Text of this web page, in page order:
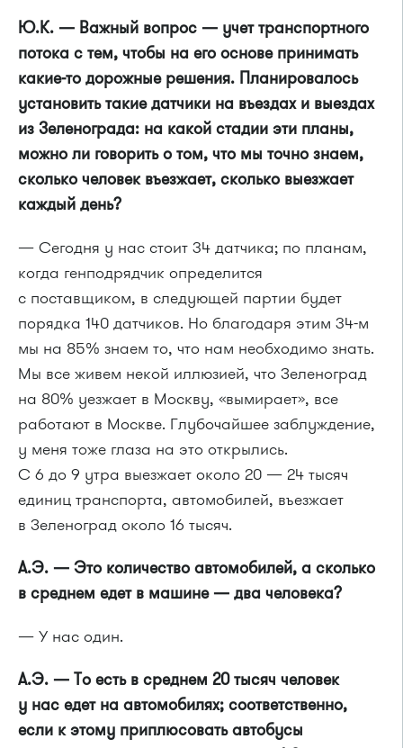
Ю.К. — Важный вопрос — учет транспортного
потока с тем, чтобы на его основе принимать
какие-то дорожные решения. Планировалось
установить такие датчики на въездах и выездах
из Зеленограда: на какой стадии эти планы,
можно ли говорить о том, что мы точно знаем,
сколько человек въезжает, сколько выезжает
каждый день?
— Сегодня у нас стоит 34 датчика; по планам,
когда генподрядчик определится
с поставщиком, в следующей партии будет
порядка 140 датчиков. Но благодаря этим 34-м
мы на 85% знаем то, что нам необходимо знать.
Мы все живем некой иллюзией, что Зеленоград
на 80% уезжает в Москву, «вымирает», все
работают в Москве. Глубочайшее заблуждение,
у меня тоже глаза на это открылись.
С 6 до 9 утра выезжает около 20 — 24 тысяч
единиц транспорта, автомобилей, въезжает
в Зеленоград около 16 тысяч.
А.Э. — Это количество автомобилей, а сколько
в среднем едет в машине — два человека?
— У нас один.
А.Э. — То есть в среднем 20 тысяч человек
у нас едет на автомобилях; соответственно,
если к этому приплюсовать автобусы